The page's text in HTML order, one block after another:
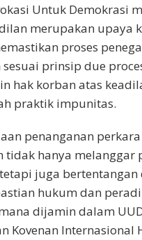
Untuk Demokrasi
merupakan upaya
proses
prinsip due
hak korban atas
praktik impunitas.
penanganan
tidak hanya melanggar
juga bertentangan
hukum dan
dijamin dalam
Kovenan Internasional